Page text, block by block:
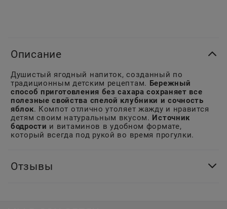
Описание
Душистый ягодный напиток, созданный по
традиционным детским рецептам. Бережный
способ приготовления без сахара сохраняет все
полезные свойства спелой клубники и сочность
яблок. Компот отлично утоляет жажду и нравится
детям своим натуральным вкусом. Источник
бодрости и витаминов в удобном формате,
который всегда под рукой во время прогулки.
Отзывы